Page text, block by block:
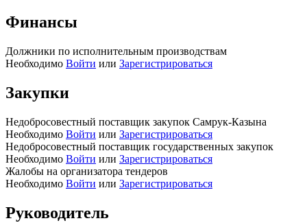
Финансы
Должники по исполнительным производствам
Необходимо Войти или Зарегистрироваться
Закупки
Недобросовестный поставщик закупок Самрук-Казына
Необходимо Войти или Зарегистрироваться
Недобросовестный поставщик государственных закупок
Необходимо Войти или Зарегистрироваться
Жалобы на организатора тендеров
Необходимо Войти или Зарегистрироваться
Руководитель